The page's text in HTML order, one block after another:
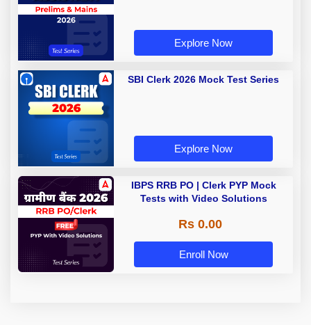
Explore Now
SBI Clerk 2026 Mock Test Series
Explore Now
IBPS RRB PO | Clerk PYP Mock
Tests with Video Solutions
Rs 0.00
Enroll Now